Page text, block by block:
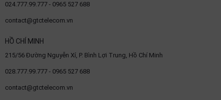
024.777.99.777 - 0965 527 688
contact@gtctelecom.vn
HỒ CHÍ MINH
215/56 Đường Nguyễn Xí, P. Bình Lợi Trung, Hồ Chí Minh
028.777.99.777 - 0965 527 688
contact@gtctelecom.vn